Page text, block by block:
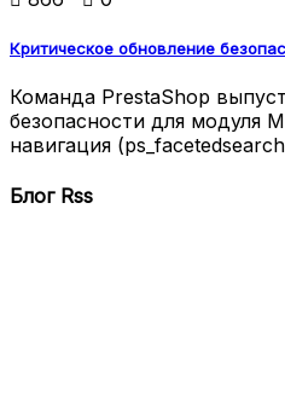
Критическое обновление
Команда PrestaShop
безопасности для модуля
навигация
Блог Rss